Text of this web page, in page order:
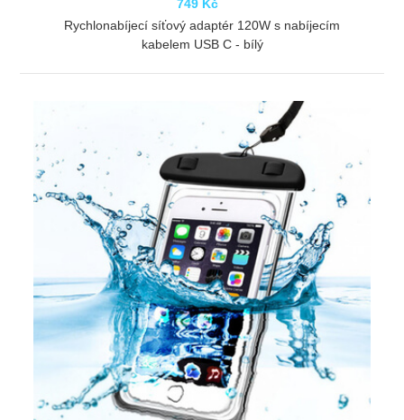
749 Kč
Rychlonabíjecí síťový adaptér 120W s nabíjecím
kabelem USB C - bílý